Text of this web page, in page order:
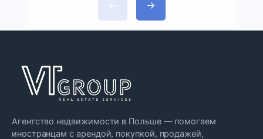
Агентство недвижимости в Польше — помогаем
иностранцам с арендой, покупкой, продажей,